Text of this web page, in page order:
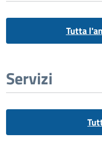
Tutta
Servizi